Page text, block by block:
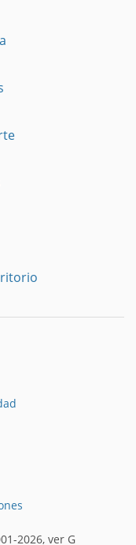
2026, ver G